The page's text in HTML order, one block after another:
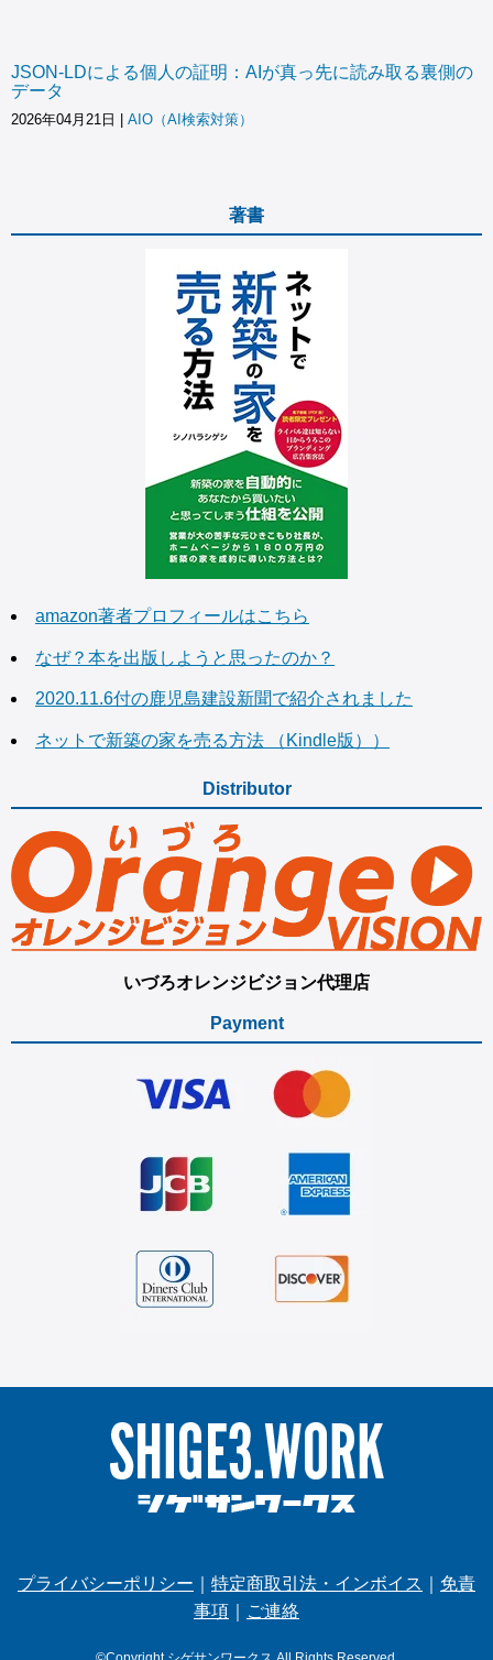
JSON-LDによる個人の証明：AIが真っ先に読み取る裏側の
データ
2026年04月21日 AIO（AI検索対策）
著書
amazon著者プロフィールはこちら
なぜ？本を出版しようと思ったのか？
2020.11.6付の鹿児島建設新聞で紹介されました
ネットで新築の家を売る方法 （Kindle版））
Distributor
いづろオレンジビジョン代理店
Payment
プライバシーポリシー 特定商取引法・インボイス
免責
事項
ご連絡